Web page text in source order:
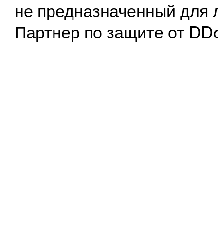
не предназначенный
Партнер по защите от